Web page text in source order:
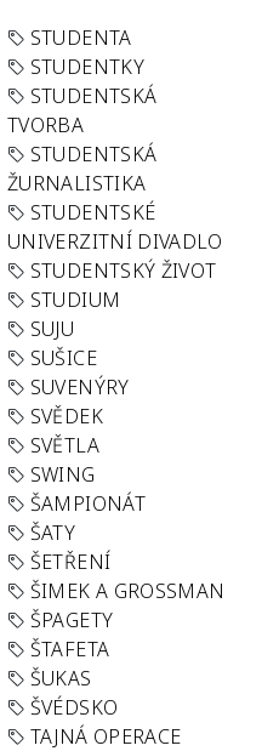
STUDENTA
STUDENTKY
STUDENTSKÁ
TVORBA
STUDENTSKÁ
ŽURNALISTIKA
STUDENTSKÉ
UNIVERZITNÍ DIVADLO
STUDENTSKÝ ŽIVOT
STUDIUM
SUJU
SUŠICE
SUVENÝRY
SVĚDEK
SVĚTLA
SWING
ŠAMPIONÁT
ŠATY
ŠETŘENÍ
ŠIMEK A GROSSMAN
ŠPAGETY
ŠTAFETA
ŠUKAS
ŠVÉDSKO
TAJNÁ OPERACE